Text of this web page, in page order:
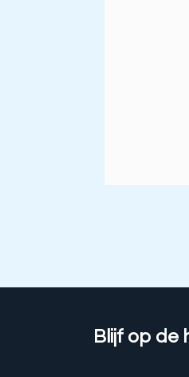
Blijf op de